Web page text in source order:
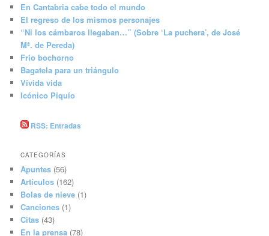
En Cantabria cabe todo el mundo
El regreso de los mismos personajes
“Ni los cámbaros llegaban…” (Sobre ‘La puchera’, de José
Mª. de Pereda)
Frío bochorno
Bagatela para un triángulo
Vívida vida
Icónico Piquío
RSS: Entradas
CATEGORÍAS
Apuntes (56)
Artículos (162)
Bolas de nieve (1)
Canciones (1)
Citas (43)
En la prensa (78)